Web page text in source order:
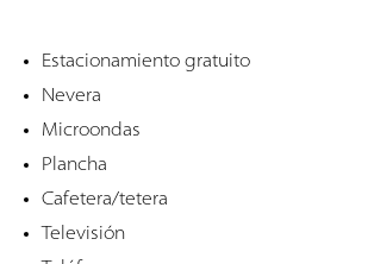
Estacionamiento gratuito
Nevera
Microondas
Plancha
Cafetera/tetera
Televisión